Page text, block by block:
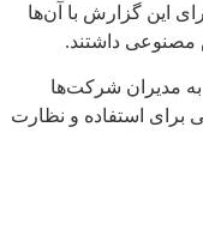
این گزارش با آن‌ها
مصنوعی داشتند.
مدیران شرکت‌ها
استفاده و نظارت